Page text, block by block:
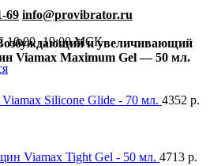
69 info@provibrator.ru
-19:00 МСКи увеличивающий
Viamax Maximum Gel — 50 мл.
Silicone Glide - 70 мл. 4352 р.
Viamax Tight Gel - 50 мл. 4713 р.